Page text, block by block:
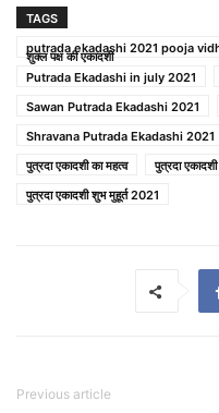
TAGS
putrada ekadashi 2021 pooja
शुक्ल पक्ष की एकादशी
Putrada Ekadashi in july 2021
Sawan Putrada Ekadashi 2021
Shravana Putrada Ekadashi 2021
पुत्रदा एकादशी का महत्व
पुत्रदा
पुत्रदा एकादशी शुभ मुहूर्त 2021
Previous article